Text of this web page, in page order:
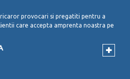
provocari si pregatiti pentru a
care accepta amprenta noastra pe